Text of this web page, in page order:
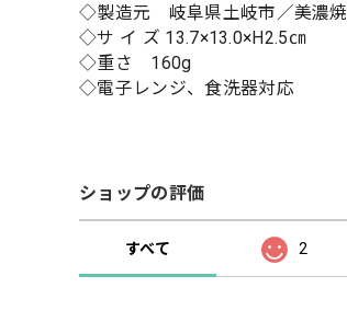
◇製造元 岐阜県土岐市／美濃焼
◇サ イ ズ 13.7×13.0×H2.5㎝
◇重さ 160g
◇電子レンジ、食洗器対応
ショップの評価
すべて 2